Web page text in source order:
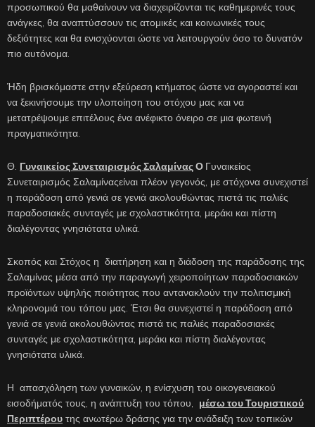
προσωπικού θα μαθαίνουν να διαχειρίζονται τις καθημερινές τους
ανάγκες, θα αναπτύσσουν τις ατομικές και κοινωνικές τους
δεξιότητες και θα ενισχύονται ώστε να λειτουργούν όσο το δυνατόν
πιο αυτόνομα.
Ήδη βρισκόμαστε στην εξεύρεση κτήματος ώστε να αγοραστεί και
να ξεκινήσουμε την υλοποίηση του στόχου μας και να
μετατρέψουμε επιτέλους ένα ανέφικτο όνειρο σε μια φωτεινή
πραγματικότητα.
Θ. Γυναικείος Συνεταιρισμός ΣαλαμίναςΟ Γυναικείος
Συνεταιρισμός Σαλαμίναςείναι πλέον γεγονός, με στόχονα συνεχιστεί
η παράδοση από γενιά σε γενιά ακολουθώντας πιστά τις παλιές
παραδοσιακές συνταγές με σχολαστικότητα, μεράκι και πίστη
διαλέγοντας γνησιότατα υλικά.
Σκοπός και Στόχος η διατήρηση και η διάδοση της παράδοσης της
Σαλαμίνας μέσα από την παραγωγή χειροποίητων παραδοσιακών
προϊόντων υψηλής ποιότητας που αντανακλούν την πολιτισμική
κληρονομιά του τόπου μας. Έτσι θα συνεχιστεί η παράδοση από
γενιά σε γενιά ακολουθώντας πιστά τις παλιές παραδοσιακές
συνταγές με σχολαστικότητα, μεράκι και πίστη διαλέγοντας
γνησιότατα υλικά.
Η απασχόληση των γυναικών, η ενίσχυση του οικογενειακού
εισοδήματός τους, η ανάπτυξη του τόπου, μέσω του Τουριστικού
Περιπτέρου της ανωτέρω δράσης για την ανάδειξη των τοπικών